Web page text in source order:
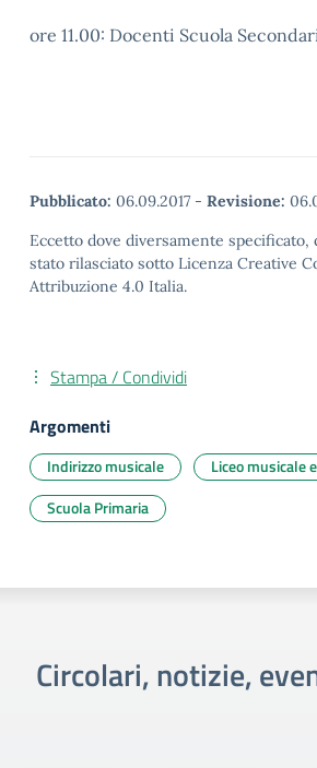
ore 11.00: Docenti Scuola
Pubblicato: 06.09.2017 - Revisione:
Eccetto dove diversamente specificato,
stato rilasciato sotto Licenza Creative
Attribuzione 4.0 Italia.
Stampa / Condividi
Argomenti
Indirizzo musicale
Liceo musicale
Scuola Primaria
Circolari, notizie,